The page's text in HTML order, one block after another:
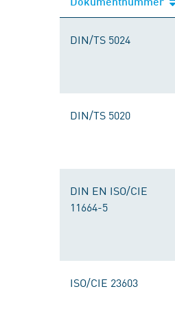
DIN/TS 5024
DIN/TS 5020
DIN EN ISO/CIE
11664-5
ISO/CIE 23603